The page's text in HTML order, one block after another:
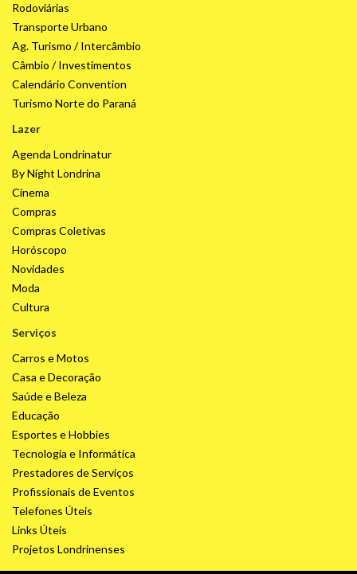
Rodoviárias
Transporte Urbano
Ag. Turismo / Intercâmbio
Câmbio / Investimentos
Calendário Convention
Turismo Norte do Paraná
Lazer
Agenda Londrinatur
By Night Londrina
Cinema
Compras
Compras Coletivas
Horóscopo
Novidades
Moda
Cultura
Serviços
Carros e Motos
Casa e Decoração
Saúde e Beleza
Educação
Esportes e Hobbies
Tecnologia e Informática
Prestadores de Serviços
Profissionais de Eventos
Telefones Úteis
Links Úteis
Projetos Londrinenses